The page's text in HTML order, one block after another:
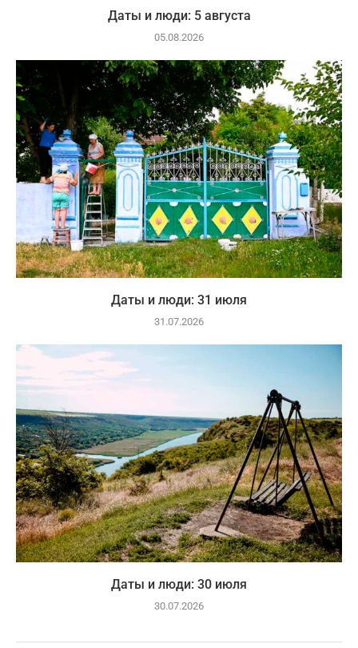
Даты и люди: 5 августа
05.08.2026
Даты и люди: 31 июля
31.07.2026
Даты и люди: 30 июля
30.07.2026